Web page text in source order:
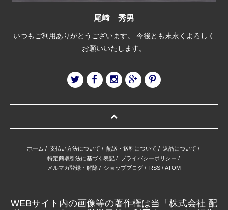
尾﨑 秀男
いつもご利用ありがとうございます。 今後とも末永くよろしく
お願いいたします。
ホーム / 支払い方法について / 配送・送料について / 返品について /
特定商取引法に基づく表記/ プライバシーポリシー /
メルマガ登録・解除 / ショップブログ / RSS / ATOM
WEBサイト内の画像等の著作権は当「株式会社 配